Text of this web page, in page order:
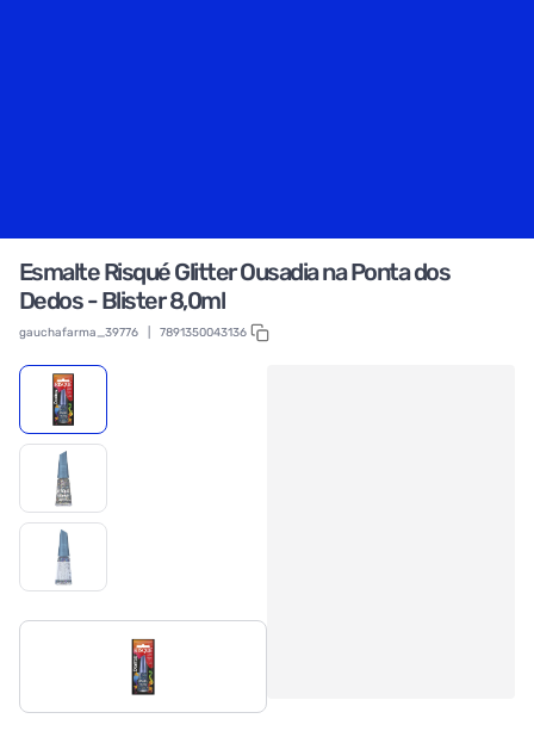
Esmalte Risqué Glitter Ousadia na Ponta dos
Dedos - Blister 8,0ml
gauchafarma_39776 7891350043136